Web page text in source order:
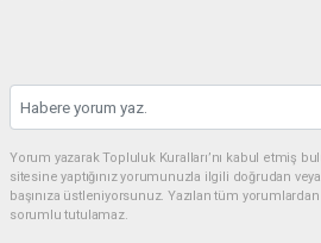
Yorum yazarak Topluluk Kuralları’nı kabul etmiş
sitesine yaptığınız yorumunuzla ilgili doğrudan
başınıza üstleniyorsunuz. Yazılan tüm
sorumlu tutulamaz.